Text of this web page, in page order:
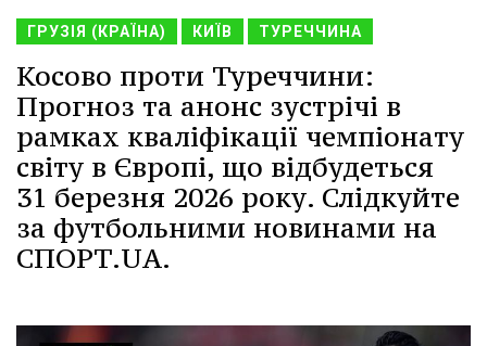
ГРУЗІЯ (КРАЇНА) КИЇВ ТУРЕЧЧИНА
Косово проти Туреччини:
Прогноз та анонс зустрічі в
рамках кваліфікації чемпіонату
світу в Європі, що відбудеться
31 березня 2026 року. Слідкуйте
за футбольними новинами на
СПОРТ.UA.